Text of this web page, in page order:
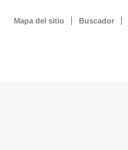
Mapa del sitio Buscador